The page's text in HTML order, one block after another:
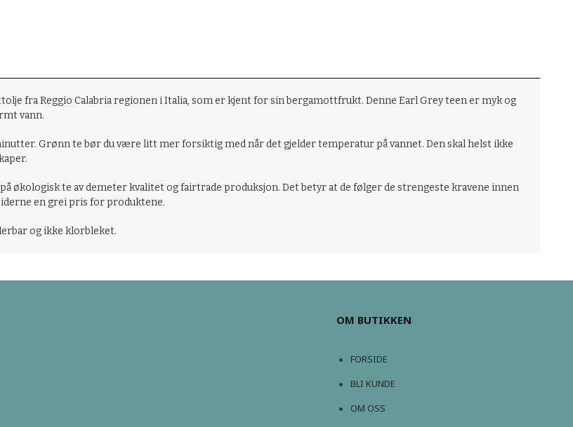
fra Reggio Calabria regionen i Italia, som er kjent for sin bergamottfrukt. Denne Earl Grey teen er myk og
vann.
Grønn te bør du være litt mer forsiktig med når det gjelder temperatur på vannet. Den skal helst ikke
økologisk te av demeter kvalitet og fairtrade produksjon. Det betyr at de følger de strengeste kravene innen
en grei pris for produktene.
og ikke klorbleket.
OM BUTIKKEN
FORSIDE
BLI KUNDE
OM OSS